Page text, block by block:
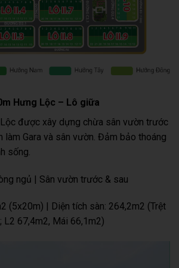
Hưng Lộc – Lô giữa
được xây dựng chừa sân vườn trước
làm Gara và sân vườn. Đảm bảo thoáng
sống.
ngủ | Sân vườn trước & sau
(5x20m) | Diện tích sàn: 264,2m2 (Trệt
L2 67,4m2, Mái 66,1m2)